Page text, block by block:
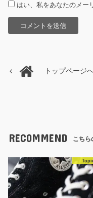
はい、私をあなたのメー
トップページ
RECOMMEND こちら